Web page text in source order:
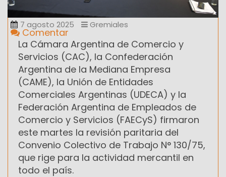
7 agosto 2025 Gremiales
Comentar
La Cámara Argentina de Comercio y
Servicios (CAC), la Confederación
Argentina de la Mediana Empresa
(CAME), la Unión de Entidades
Comerciales Argentinas (UDECA) y la
Federación Argentina de Empleados de
Comercio y Servicios (FAECyS) firmaron
este martes la revisión paritaria del
Convenio Colectivo de Trabajo N° 130/75,
que rige para la actividad mercantil en
todo el país.